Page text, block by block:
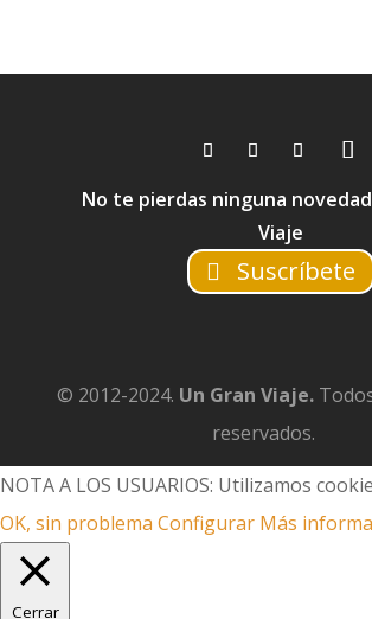
No te pierdas ninguna
Viaje
Suscríbete
© 2012-2024. Un Gran Viaje.
reservados.
NOTA A LOS USUARIOS: Utilizamos
OK, sin problema Configurar Más
Cerrar